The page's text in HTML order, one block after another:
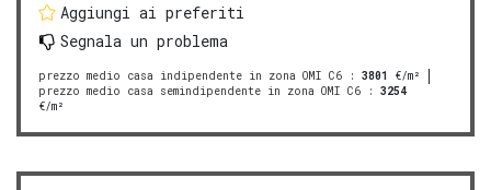
Aggiungi ai preferiti
Segnala un problema
prezzo medio casa indipendente in zona OMI C6 : 3801
€/m²
prezzo medio casa semindipendente in zona OMI C6 : 3254
€/m²